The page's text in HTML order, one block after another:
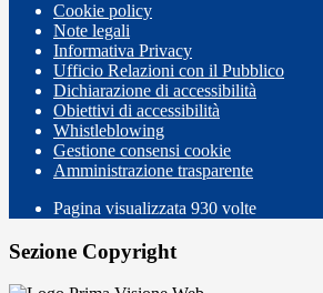
Cookie policy
Note legali
Informativa Privacy
Ufficio Relazioni con il Pubblico
Dichiarazione di accessibilità
Obiettivi di accessibilità
Whistleblowing
Gestione consensi cookie
Amministrazione trasparente
Pagina visualizzata 930 volte
Sezione Copyright